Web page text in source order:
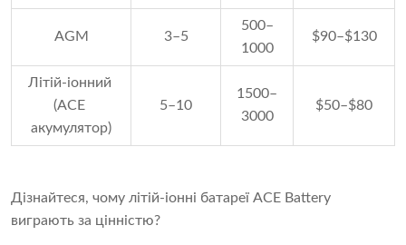
AGM 3–5
500–
1000
$90–$130
Літій-іонний
(ACE
акумулятор)
5–10
1500–
3000
$50–$80
Дізнайтеся, чому літій-іонні батареї ACE Battery
виграють за цінністю?